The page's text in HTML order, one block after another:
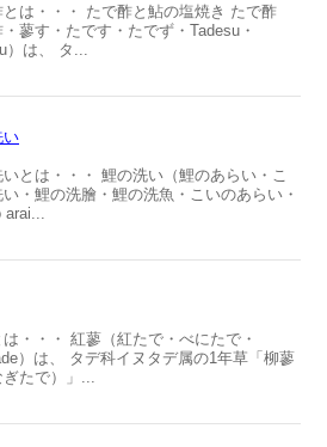
とは・・・ たで酢と鮎の塩焼き たで酢
・蓼す・たです・たでず・Tadesu・
）は、 タ...
い
とは・・・ 鯉の洗い（鯉のあらい・こ
い・鯉の洗膾・鯉の洗魚・こいのあらい・
・・・ 紅蓼（紅たで・べにたで・
）は、 タデ科イヌタデ属の1年草「柳蓼
ぎたで）」...